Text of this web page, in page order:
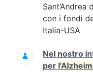
Sant’Andrea
con i fondi
Italia-USA
Nel nostro
per